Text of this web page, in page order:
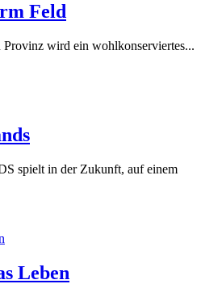
Feld
Provinz wird ein wohlkonserviertes...
spielt in der Zukunft, auf einem
Leben